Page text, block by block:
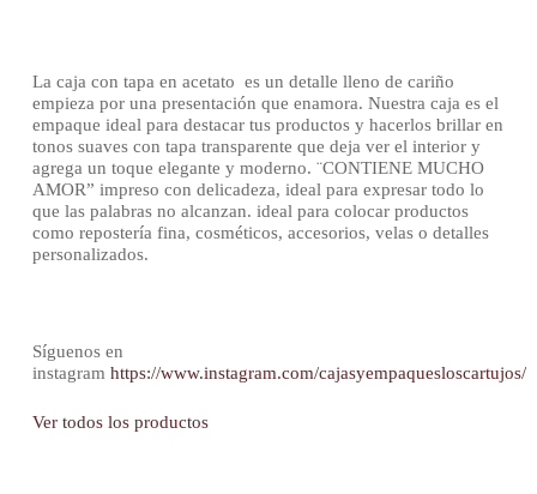
La caja con tapa en acetato es un detalle lleno de cariño
empieza por una presentación que enamora. Nuestra caja es el
empaque ideal para destacar tus productos y hacerlos brillar en
tonos suaves con tapa transparente que deja ver el interior y
agrega un toque elegante y moderno. ¨CONTIENE MUCHO
AMOR” impreso con delicadeza, ideal para expresar todo lo
que las palabras no alcanzan. ideal para colocar productos
como repostería fina, cosméticos, accesorios, velas o detalles
personalizados.
Síguenos en
instagram https://www.instagram.com/cajasyempaquesloscartujos/
Ver todos los productos